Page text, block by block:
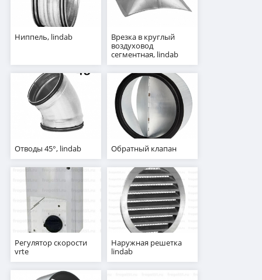
Ниппель, lindab
Врезка в круглый
воздуховод
сегментная, lindab
Отводы 45°, lindab Обратный клапан
Регулятор скорости
vrte
Наружная решетка
lindab